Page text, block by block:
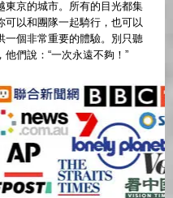
東京的城市。所有的目光都集
可以和團隊一起騎行，也可以
一個非常重要的體驗。別只聽
們說：“一次永遠不夠！”